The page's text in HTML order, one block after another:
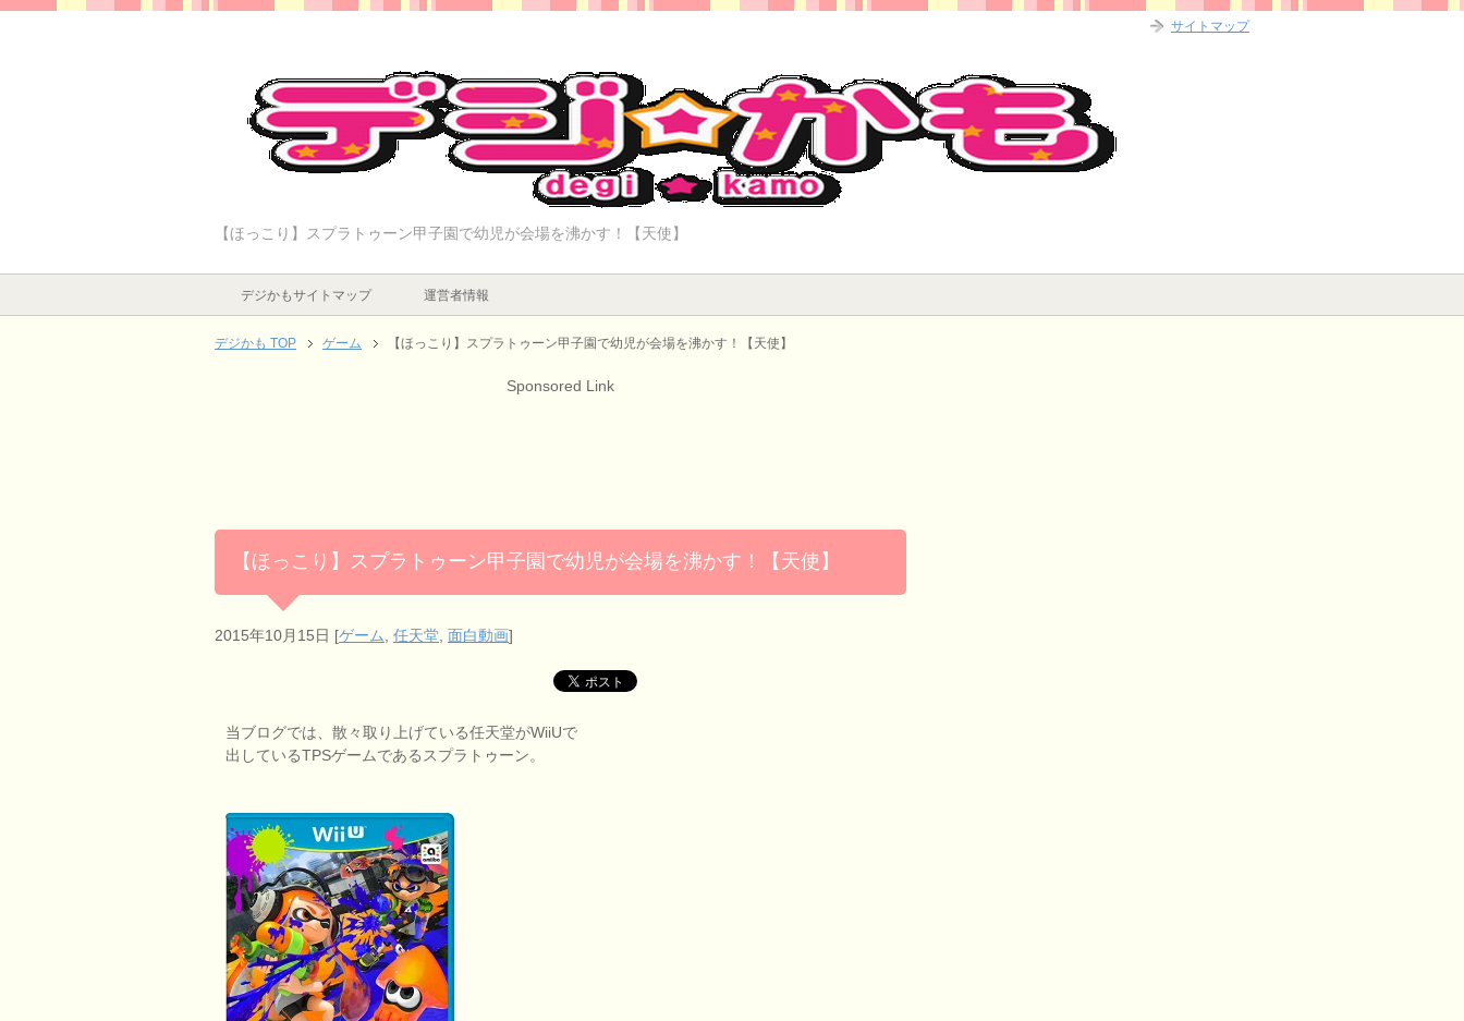
【ほっこり】スプラトゥーン甲子園で幼児が会場を沸かす！【天使】
デジかもサイトマップ 運営者情報
デジかも TOP ゲーム 【ほっこり】スプラトゥーン甲子園で幼児が会場を沸かす！【天使】
Sponsored Link
【ほっこり】スプラトゥーン甲子園で幼児が会場を沸かす！【天使】
2015年10月15日 [ゲーム 任天堂 面白動画]
当ブログでは、散々取り上げている任天堂がWiiUで
出しているTPSゲームであるスプラトゥーン。
サイトマップ